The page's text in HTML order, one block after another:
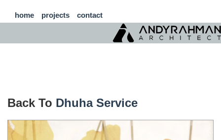
home projects contact
Back To Dhuha Service